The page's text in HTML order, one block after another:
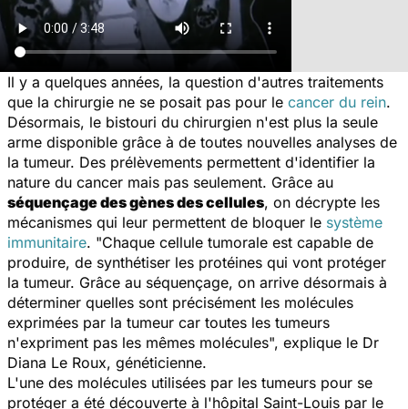
Il y a quelques années, la question d'autres traitements
que la chirurgie ne se posait pas pour le cancer du rein.
Désormais, le bistouri du chirurgien n'est plus la seule
arme disponible grâce à de toutes nouvelles analyses de
la tumeur. Des prélèvements permettent d'identifier la
nature du cancer mais pas seulement. Grâce au
séquençage des gènes des cellules, on décrypte les
mécanismes qui leur permettent de bloquer le système
immunitaire. "Chaque cellule tumorale est capable de
produire, de synthétiser les protéines qui vont protéger
la tumeur. Grâce au séquençage, on arrive désormais à
déterminer quelles sont précisément les molécules
exprimées par la tumeur car toutes les tumeurs
n'expriment pas les mêmes molécules", explique le Dr
Diana Le Roux, généticienne.
L'une des molécules utilisées par les tumeurs pour se
protéger a été découverte à l'hôpital Saint-Louis par le